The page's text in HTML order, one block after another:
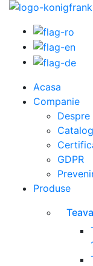
Acasa
Companie
Despre
Catalog
GDPR
Produse